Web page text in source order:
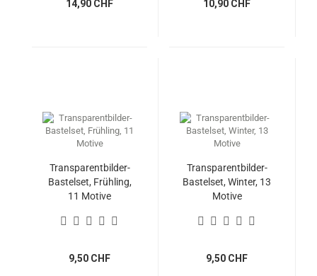
14,90 CHF 10,90 CHF
Transparentbilder-
Bastelset, Frühling,
11 Motive
9,50 CHF
Transparentbilder-
Bastelset, Winter, 13
Motive
9,50 CHF